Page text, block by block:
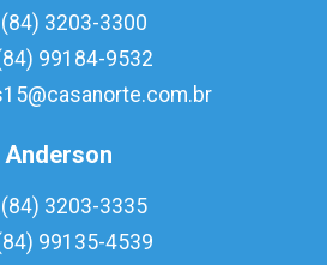
(84) 3203-3300
99184-9532
Anderson
(84) 3203-3335
99135-4539